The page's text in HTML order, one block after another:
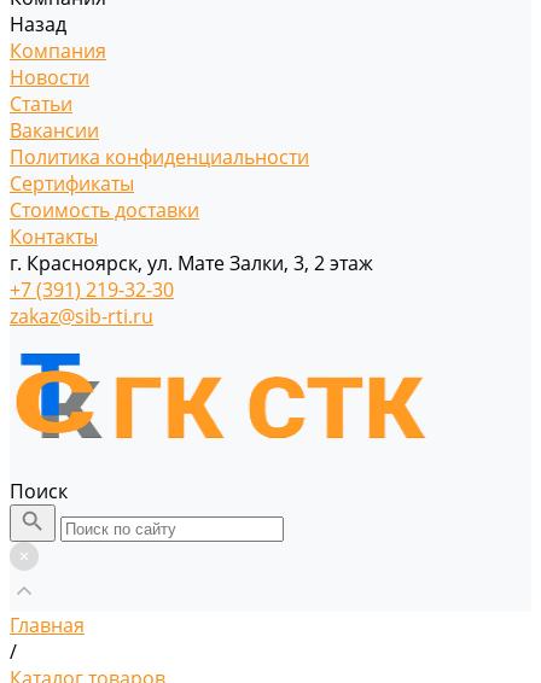
Назад
Компания
Новости
Статьи
Вакансии
Политика конфиденциальности
Сертификаты
Стоимость доставки
Контакты
г. Красноярск, ул. Мате Залки, 3, 2 этаж
+7 (391) 219-32-30
zakaz@sib-rti.ru
Поиск
Главная
/